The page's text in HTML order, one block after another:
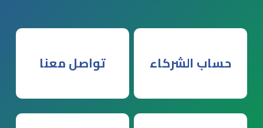
تواصل معنا
اضغط هنا حساب الشركاء
اضغط هنا